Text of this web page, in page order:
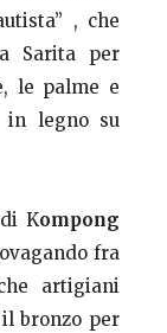
, che
Sarita per
le palme e
in legno su
Kompong
fra
artigiani
bronzo per